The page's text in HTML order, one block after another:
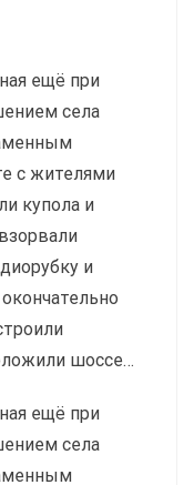
ещё при
села
с жителями
купола и
и
шоссе…
ещё при
села